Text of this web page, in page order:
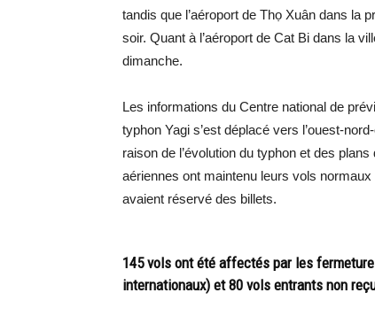
tandis que l’aéroport de Thọ Xuân dans la
soir. Quant à l’aéroport de Cat Bi dans la
dimanche.
Les informations du Centre national de
typhon Yagi s’est déplacé vers l’ouest-
raison de l’évolution du typhon et des
aériennes ont maintenu leurs vols
avaient réservé des billets.
145 vols ont été affectés par les
internationaux) et 80 vols entrants non